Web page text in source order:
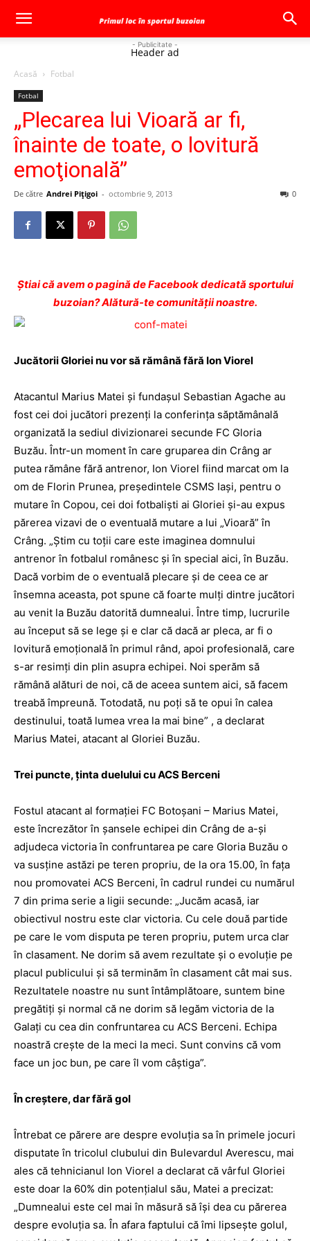
- Publicitate -
Header ad
Acasă Fotbal
Fotbal
„Plecarea lui Vioară ar fi,
înainte de toate, o lovitură
emoţională”
De către Andrei Pițigoi - octombrie 9, 2013 0
Ştiai că avem o pagină de Facebook dedicată sportului
buzoian? Alătură-te comunității noastre.
Jucătorii Gloriei nu vor să rămână fără Ion Viorel
Atacantul Marius Matei şi fundaşul Sebastian Agache au
fost cei doi jucători prezenţi la conferinţa săptămânală
organizată la sediul divizionarei secunde FC Gloria
Buzău. Într-un moment în care gruparea din Crâng ar
putea rămâne fără antrenor, Ion Viorel fiind marcat om la
om de Florin Prunea, preşedintele CSMS Iaşi, pentru o
mutare în Copou, cei doi fotbalişti ai Gloriei şi-au expus
părerea vizavi de o eventuală mutare a lui „Vioară” în
Crâng. „Ştim cu toţii care este imaginea domnului
antrenor în fotbalul românesc şi în special aici, în Buzău.
Dacă vorbim de o eventuală plecare şi de ceea ce ar
însemna aceasta, pot spune că foarte mulţi dintre jucători
au venit la Buzău datorită dumnealui. Între timp, lucrurile
au început să se lege şi e clar că dacă ar pleca, ar fi o
lovitură emoţională în primul rând, apoi profesională, care
s-ar resimţi din plin asupra echipei. Noi sperăm să
rămână alături de noi, că de aceea suntem aici, să facem
treabă împreună. Totodată, nu poţi să te opui în calea
destinului, toată lumea vrea la mai bine” , a declarat
Marius Matei, atacant al Gloriei Buzău.
Trei puncte, ţinta duelului cu ACS Berceni
Fostul atacant al formaţiei FC Botoşani – Marius Matei,
este încrezător în şansele echipei din Crâng de a-şi
adjudeca victoria în confruntarea pe care Gloria Buzău o
va susţine astăzi pe teren propriu, de la ora 15.00, în faţa
nou promovatei ACS Berceni, în cadrul rundei cu numărul
7 din prima serie a ligii secunde: „Jucăm acasă, iar
obiectivul nostru este clar victoria. Cu cele două partide
pe care le vom disputa pe teren propriu, putem urca clar
în clasament. Ne dorim să avem rezultate şi o evoluţie pe
placul publicului şi să terminăm în clasament cât mai sus.
Rezultatele noastre nu sunt întâmplătoare, suntem bine
pregătiţi şi normal că ne dorim să legăm victoria de la
Galaţi cu cea din confruntarea cu ACS Berceni. Echipa
noastră creşte de la meci la meci. Sunt convins că vom
face un joc bun, pe care îl vom câştiga”.
În creştere, dar fără gol
Întrebat ce părere are ­despre evoluţia sa în primele jocuri
disputate în tricolul clubului din Bulevardul Averescu, mai
ales că tehnicianul Ion Viorel a declarat că vârful Gloriei
este doar la 60% din potenţialul său, Matei a precizat:
„Dumnealui este cel mai în măsură să îşi dea cu părerea
despre evoluţia sa. În afara faptului că îmi lipseşte golul,